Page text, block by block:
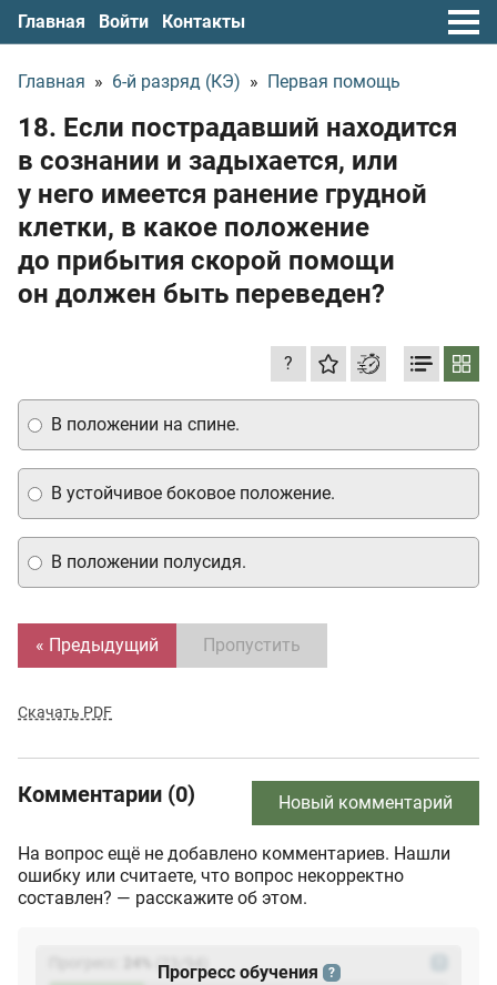
Главная Войти Контакты
Главная » 6-й разряд (КЭ) » Первая помощь
18. Если пострадавший находится
в сознании и задыхается, или
у него имеется ранение грудной
клетки, в какое положение
до прибытия скорой помощи
он должен быть переведен?
?
В положении на спине.
В устойчивое боковое положение.
В положении полусидя.
« Предыдущий Пропустить
Скачать PDF
Комментарии (0) Новый комментарий
На вопрос ещё не добавлено комментариев. Нашли
ошибку или считаете, что вопрос некорректно
составлен? — расскажите об этом.
(23
Прогресс обучения ?